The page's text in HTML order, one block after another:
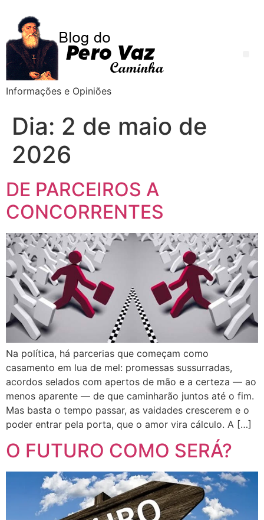
Informações e Opiniões
Dia: 2 de maio de
2026
DE PARCEIROS A
CONCORRENTES
Na política, há parcerias que começam como
casamento em lua de mel: promessas sussurradas,
acordos selados com apertos de mão e a certeza — ao
menos aparente — de que caminharão juntos até o fim.
Mas basta o tempo passar, as vaidades crescerem e o
poder entrar pela porta, que o amor vira cálculo. A […]
O FUTURO COMO SERÁ?